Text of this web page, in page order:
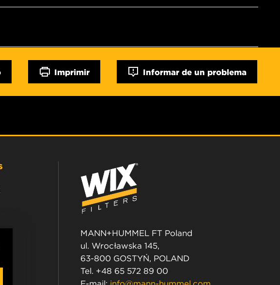
Imprimir Informar de un problema
MANN+HUMMEL FT Poland
ul. Wrocławska 145,
63-800 GOSTYŃ, POLAND
Tel. +48 65 572 89 00